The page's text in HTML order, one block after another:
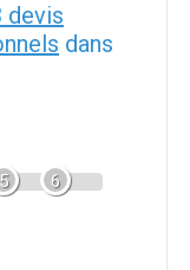
devis
dans
5 6